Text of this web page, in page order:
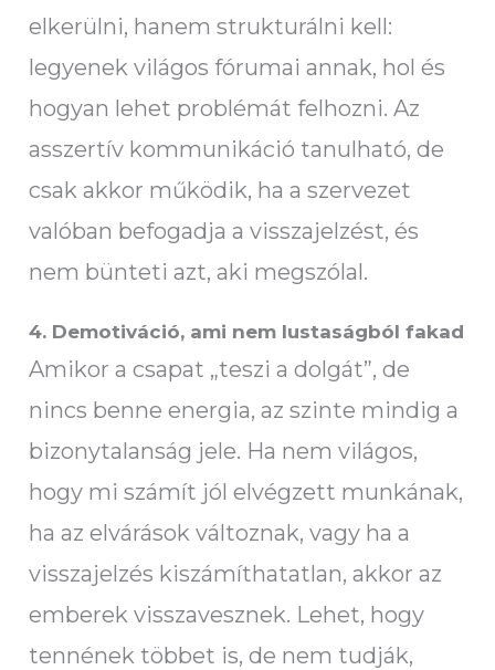
elkerülni, hanem strukturálni kell:
legyenek világos fórumai annak, hol és
hogyan lehet problémát felhozni. Az
asszertív kommunikáció tanulható, de
csak akkor működik, ha a szervezet
valóban befogadja a visszajelzést, és
nem bünteti azt, aki megszólal.
4. Demotiváció, ami nem lustaságból fakad
Amikor a csapat „teszi a dolgát”, de
nincs benne energia, az szinte mindig a
bizonytalanság jele. Ha nem világos,
hogy mi számít jól elvégzett munkának,
ha az elvárások változnak, vagy ha a
visszajelzés kiszámíthatatlan, akkor az
emberek visszavesznek. Lehet, hogy
tennének többet is, de nem tudják,